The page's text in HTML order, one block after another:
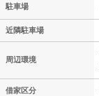
駐車場
近隣駐車場
周辺環境
借家区分